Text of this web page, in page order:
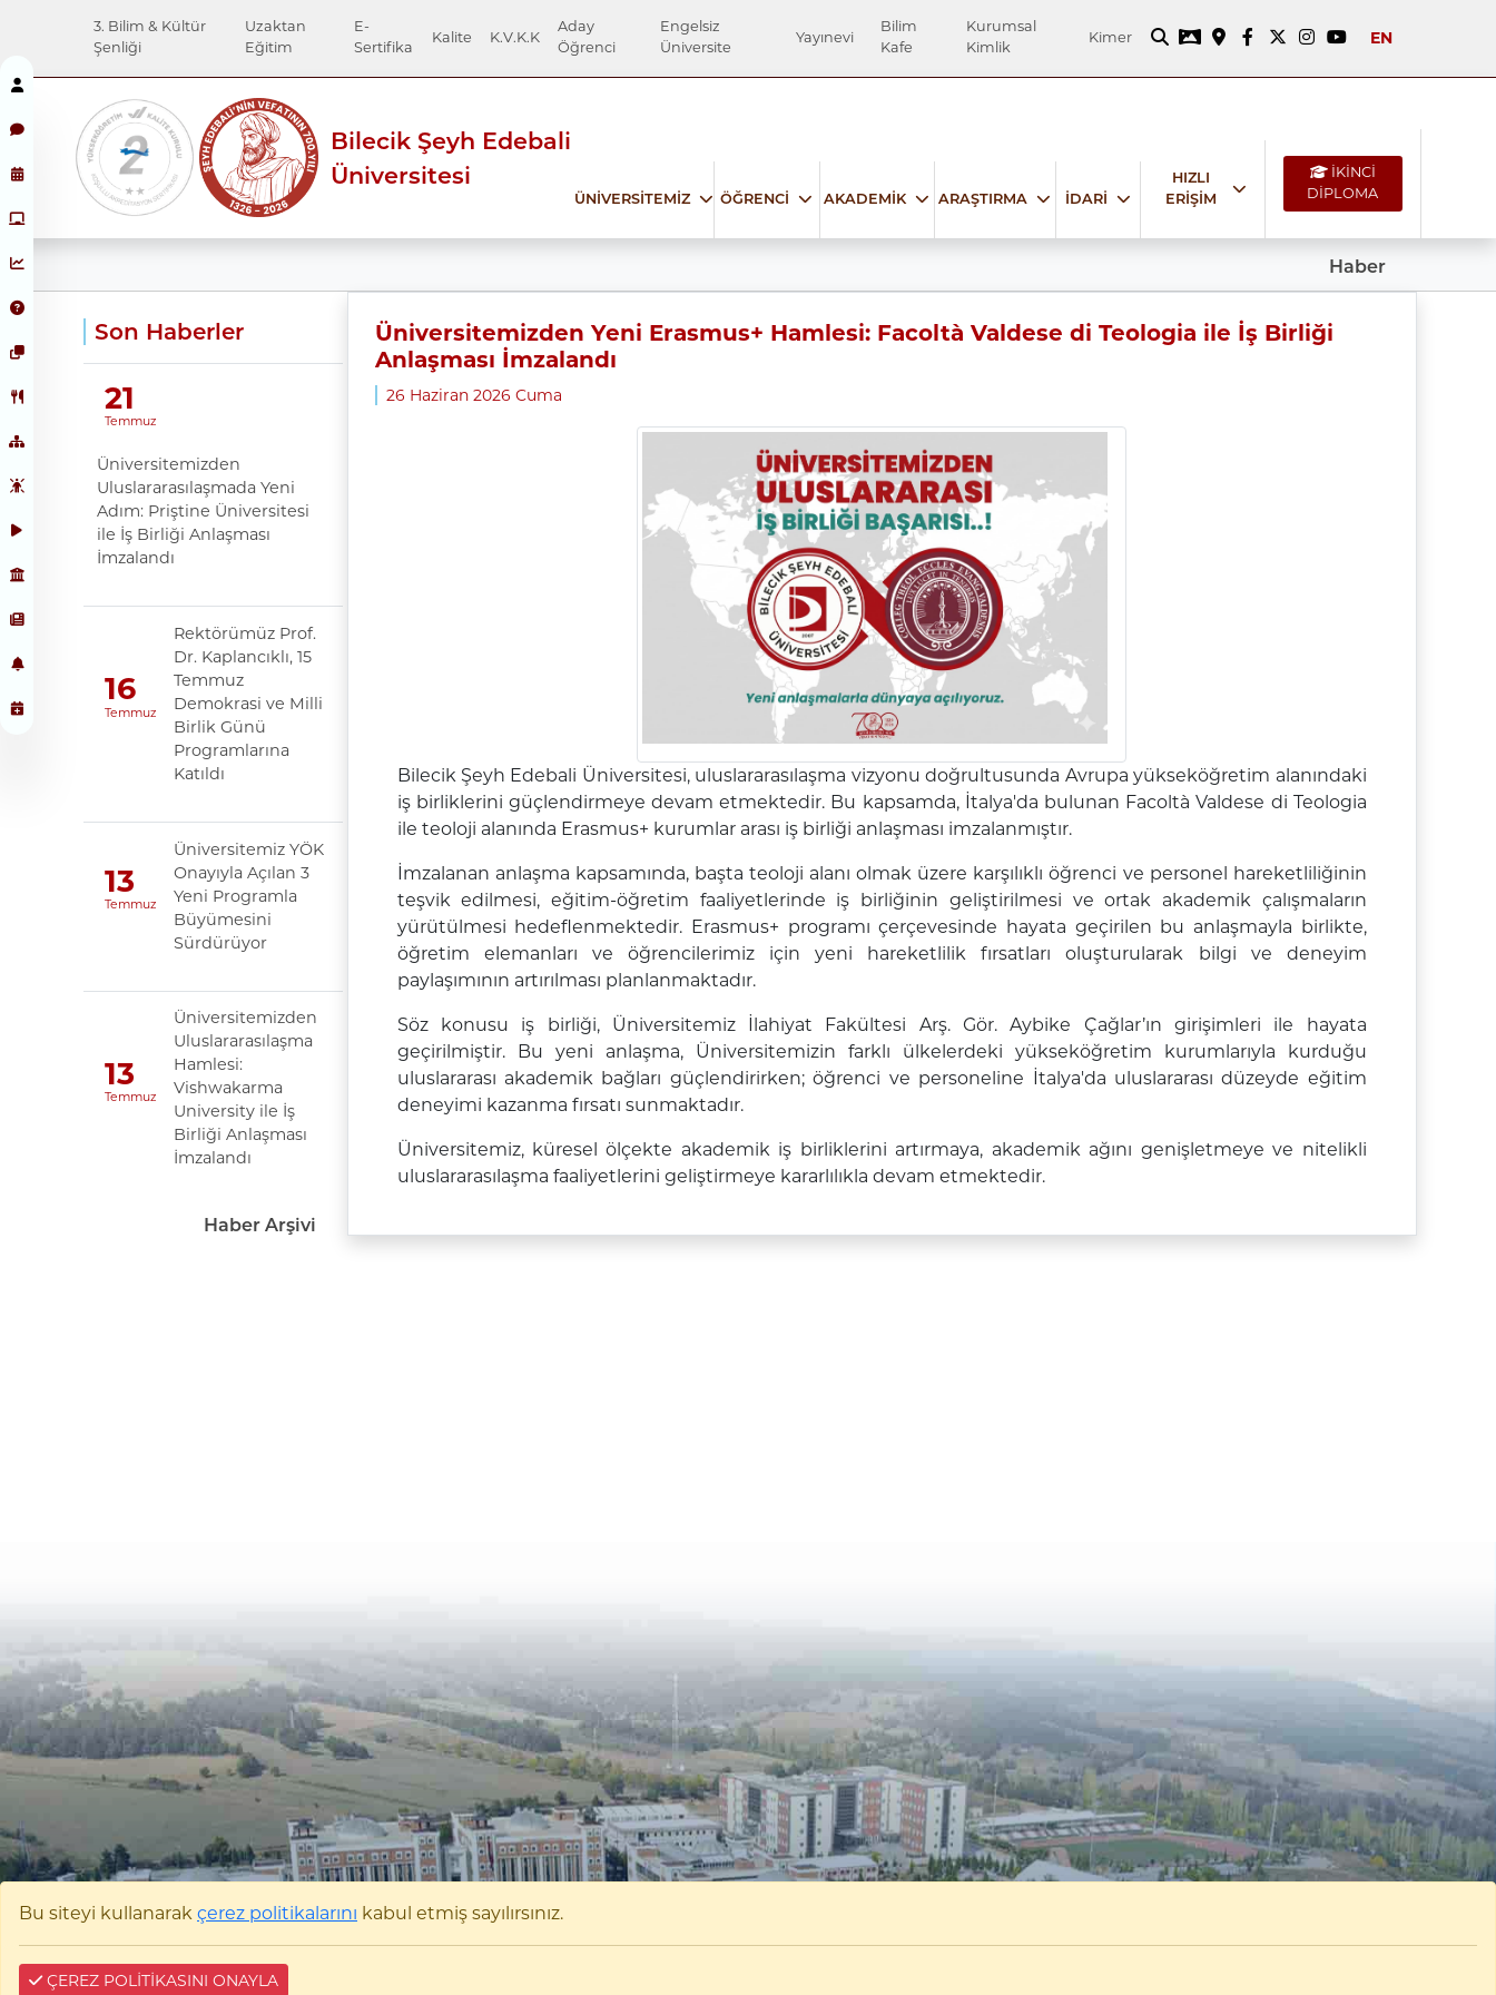
3. Bilim & Kültür
Şenliği
Uzaktan
Eğitim
E-
Sertifika
Kalite K.V.K.K
Aday
Öğrenci
Engelsiz
Üniversite
Yayınevi
Bilim
Kafe
Kurumsal
Kimlik
Kimer EN
Bilecik Şeyh Edebali
Üniversitesi
ÜNİVERSİTEMİZ ÖĞRENCİ AKADEMİK ARAŞTIRMA İDARİ
HIZLI
ERİŞİM
İKİNCİ
DİPLOMA
Haber
Son Haberler
21
Temmuz
Üniversitemizden
Uluslararasılaşmada Yeni
Adım: Priştine Üniversitesi
ile İş Birliği Anlaşması
İmzalandı
16
Temmuz
Rektörümüz Prof.
Dr. Kaplancıklı, 15
Temmuz
Demokrasi ve Milli
Birlik Günü
Programlarına
Katıldı
13
Temmuz
Üniversitemiz YÖK
Onayıyla Açılan 3
Yeni Programla
Büyümesini
Sürdürüyor
13
Temmuz
Üniversitemizden
Uluslararasılaşma
Hamlesi:
Vishwakarma
University ile İş
Birliği Anlaşması
İmzalandı
Haber Arşivi
Üniversitemizden Yeni Erasmus+ Hamlesi: Facoltà Valdese di Teologia ile İş Birliği
Anlaşması İmzalandı
26 Haziran 2026 Cuma
Bilecik Şeyh Edebali Üniversitesi, uluslararasılaşma vizyonu doğrultusunda Avrupa yükseköğretim alanındaki
iş birliklerini güçlendirmeye devam etmektedir. Bu kapsamda, İtalya'da bulunan Facoltà Valdese di Teologia
ile teoloji alanında Erasmus+ kurumlar arası iş birliği anlaşması imzalanmıştır.
İmzalanan anlaşma kapsamında, başta teoloji alanı olmak üzere karşılıklı öğrenci ve personel hareketliliğinin
teşvik edilmesi, eğitim-öğretim faaliyetlerinde iş birliğinin geliştirilmesi ve ortak akademik çalışmaların
yürütülmesi hedeflenmektedir. Erasmus+ programı çerçevesinde hayata geçirilen bu anlaşmayla birlikte,
öğretim elemanları ve öğrencilerimiz için yeni hareketlilik fırsatları oluşturularak bilgi ve deneyim
paylaşımının artırılması planlanmaktadır.
Söz konusu iş birliği, Üniversitemiz İlahiyat Fakültesi Arş. Gör. Aybike Çağlar’ın girişimleri ile hayata
geçirilmiştir. Bu yeni anlaşma, Üniversitemizin farklı ülkelerdeki yükseköğretim kurumlarıyla kurduğu
uluslararası akademik bağları güçlendirirken; öğrenci ve personeline İtalya'da uluslararası düzeyde eğitim
deneyimi kazanma fırsatı sunmaktadır.
Üniversitemiz, küresel ölçekte akademik iş birliklerini artırmaya, akademik ağını genişletmeye ve nitelikli
uluslararasılaşma faaliyetlerini geliştirmeye kararlılıkla devam etmektedir.
Bu siteyi kullanarak çerez politikalarını kabul etmiş sayılırsınız.
ÇEREZ POLİTİKASINI ONAYLA